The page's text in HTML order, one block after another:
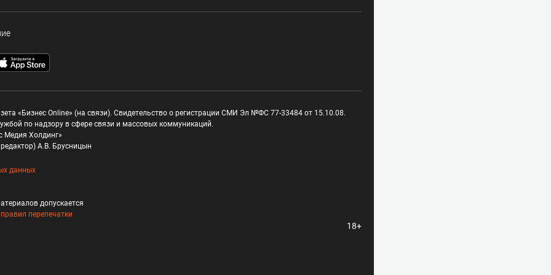
«Бизнес Online» (на связи). Свидетельство о регистрации СМИ Эл №ФС 77-33484 от 15.10.08.
по надзору в сфере связи и массовых коммуникаций.
Медия Холдинг»
А.В. Брусницын
данных
допускается
правил перепечатки
18+